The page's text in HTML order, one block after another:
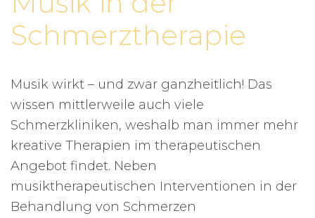
Schmerztherapie
Musik wirkt – und zwar ganzheitlich! Das
wissen mittlerweile auch viele
Schmerzkliniken, weshalb man immer mehr
kreative Therapien im therapeutischen
Angebot findet. Neben
musiktherapeutischen Interventionen in der
Behandlung von Schmerzen